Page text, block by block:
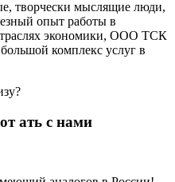
творчески мыслящие люди,
опыт работы в
экономики, ООО ТСК
комплекс услуг в
ать с нами